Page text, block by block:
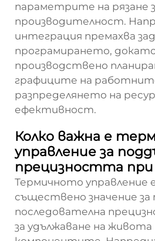
параметрите на рязане
производителност.
интеграция премахва
програмирането,
производствено
графиците на
разпределянето на
ефективност.
Колко важна е
управление за
прецизността при
Термичното управление
съществено значение за
последователна
за удължаване на живота